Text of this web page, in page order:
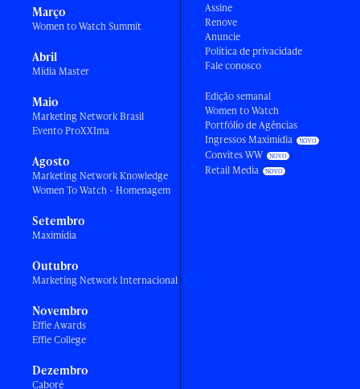
Março
Women to Watch Summit
Abril
Mídia Master
Maio
Marketing Network Brasil
Evento ProXXIma
Agosto
Marketing Network Knowledge
Women To Watch - Homenagem
Setembro
Maximídia
Outubro
Marketing Network Internacional
Novembro
Effie Awards
Effie College
Dezembro
Caboré
Assine
Renove
Anuncie
Política de privacidade
Fale conosco
Edição semanal
Women to Watch
Portfólio de Agências
Ingressos Maximídia
Convites WW
Retail Media